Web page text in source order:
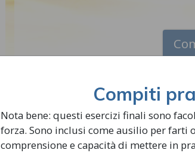
Compiti
Nota bene: questi esercizi finali sono
forza. Sono inclusi come ausilio per farti
comprensione e capacità di mettere in